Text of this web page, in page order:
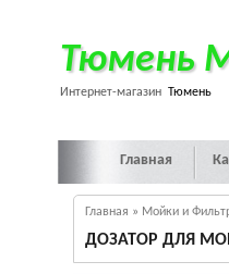
Тюмень
Интернет-магазин Тюмень
Главная
Главная » Мойки и
ДОЗАТОР ДЛЯ